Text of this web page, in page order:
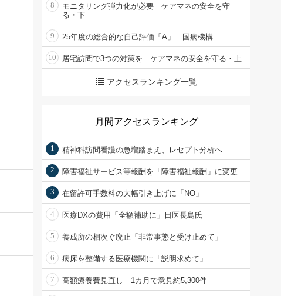
8
モニタリング弾力化が必要 ケアマネの安全を守
る・下
9 25年度の総合的な自己評価「A」 国病機構
10 居宅訪問で3つの対策を ケアマネの安全を守る・上
アクセスランキング一覧
月間アクセスランキング
1 精神科訪問看護の急増踏まえ、レセプト分析へ
2 障害福祉サービス等報酬を「障害福祉報酬」に変更
3 在留許可手数料の大幅引き上げに「NO」
4 医療DXの費用「全額補助に」日医長島氏
5 養成所の相次ぐ廃止「非常事態と受け止めて」
6 病床を整備する医療機関に「説明求めて」
7 高額療養費見直し 1カ月で意見約5,300件